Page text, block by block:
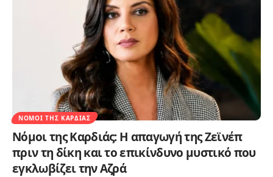
ΝΌΜΟΙ ΤΗΣ ΚΑΡΔΙΆΣ
Νόμοι της Καρδιάς: Η απαγωγή της Ζεϊνέπ
πριν τη δίκη και το επικίνδυνο μυστικό που
εγκλωβίζει την Αζρά